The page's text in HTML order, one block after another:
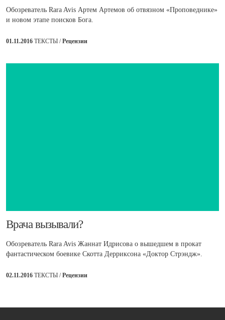
Обозреватель Rara Avis Артем Артемов об отвязном «Проповеднике»
и новом этапе поисков Бога.
01.11.2016 ТЕКСТЫ /Рецензии
​Врача вызывали?
Обозреватель Rara Avis Жаннат Идрисова о вышедшем в прокат
фантастическом боевике Скотта Дерриксона «Доктор Стрэндж».
02.11.2016 ТЕКСТЫ /Рецензии